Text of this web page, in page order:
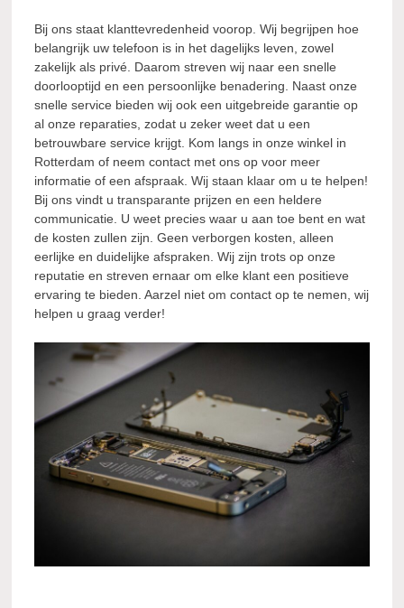
Bij ons staat klanttevredenheid voorop. Wij begrijpen hoe
belangrijk uw telefoon is in het dagelijks leven, zowel
zakelijk als privé. Daarom streven wij naar een snelle
doorlooptijd en een persoonlijke benadering. Naast onze
snelle service bieden wij ook een uitgebreide garantie op
al onze reparaties, zodat u zeker weet dat u een
betrouwbare service krijgt. Kom langs in onze winkel in
Rotterdam of neem contact met ons op voor meer
informatie of een afspraak. Wij staan klaar om u te helpen!
Bij ons vindt u transparante prijzen en een heldere
communicatie. U weet precies waar u aan toe bent en wat
de kosten zullen zijn. Geen verborgen kosten, alleen
eerlijke en duidelijke afspraken. Wij zijn trots op onze
reputatie en streven ernaar om elke klant een positieve
ervaring te bieden. Aarzel niet om contact op te nemen, wij
helpen u graag verder!